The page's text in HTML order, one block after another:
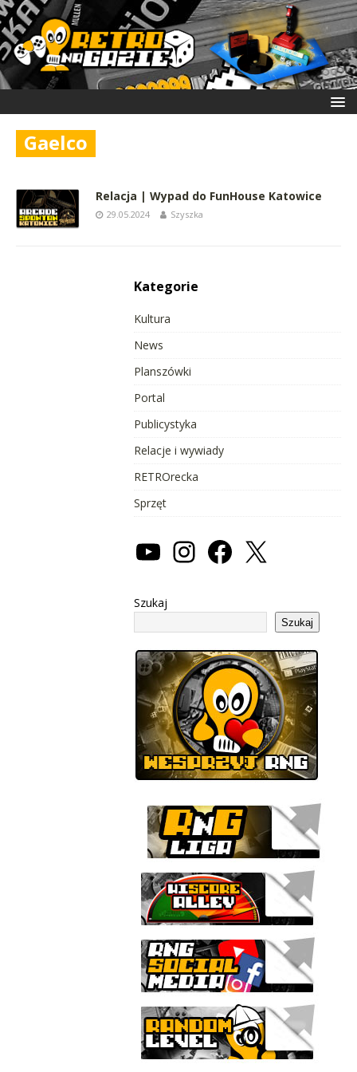
Gaelco
Relacja | Wypad do FunHouse Katowice
29.05.2024 Szyszka
Kategorie
Kultura
News
Planszówki
Portal
Publicystyka
Relacje i wywiady
RETROrecka
Sprzęt
Szukaj
Szukaj